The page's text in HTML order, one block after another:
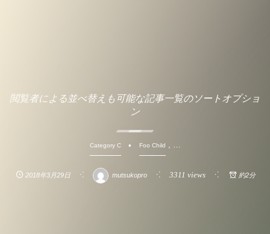
閲覧者による並べ替えも可能な記事一覧のソートオプショ
ン
Category C Foo Child
2018年3月29日 mutsukopro 3311 views 約2分